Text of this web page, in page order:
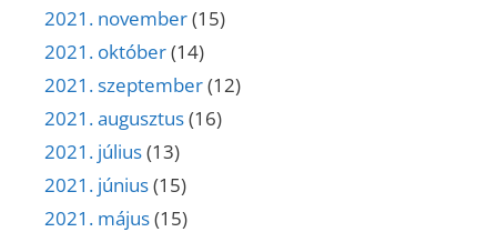
2021. november(15)
2021. október(14)
2021. szeptember(12)
2021. augusztus(16)
2021. július(13)
2021. június(15)
2021. május(15)